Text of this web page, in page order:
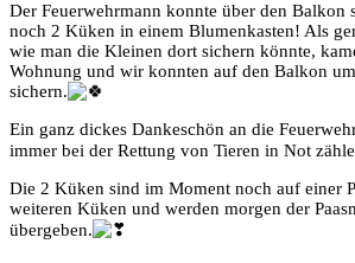
Der Feuerwehrmann konnte über den Balkon
noch 2 Küken in einem Blumenkasten! Als
wie man die Kleinen dort sichern könnte,
Wohnung und wir konnten auf den Balkon
sichern.
Ein ganz dickes Dankeschön an die
immer bei der Rettung von Tieren in Not
Die 2 Küken sind im Moment noch auf einer
weiteren Küken und werden morgen der
übergeben.